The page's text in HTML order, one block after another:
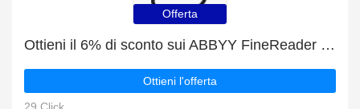
Offerta
Ottieni il 6% di sconto sui ABBYY FineReader PDF per MAC ESD e altro
Ottieni l'offerta